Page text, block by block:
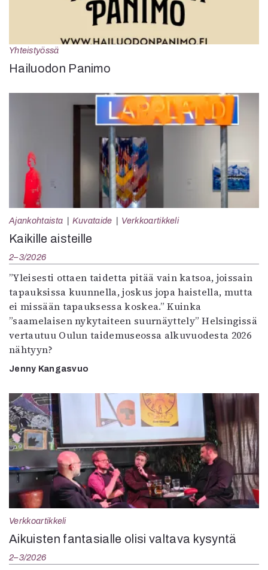
Yhteistyössä
Hailuodon Panimo
Ajankohtaista Kuvataide Verkkoartikkeli
Kaikille aisteille
2–3/2026
”Yleisesti ottaen taidetta pitää vain katsoa, joissain
tapauksissa kuunnella, joskus jopa haistella, mutta
ei missään tapauksessa koskea.” Kuinka
”saamelaisen nykytaiteen suurnäyttely” Helsingissä
vertautuu Oulun taidemuseossa alkuvuodesta 2026
nähtyyn?
Jenny Kangasvuo
Verkkoartikkeli
Aikuisten fantasialle olisi valtava kysyntä
2–3/2026